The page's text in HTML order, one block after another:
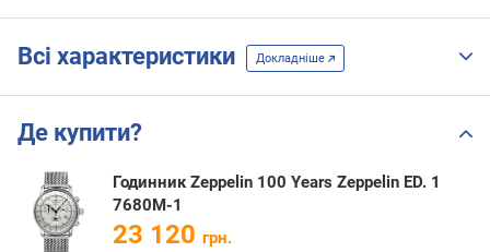
Всі характеристики Докладніше
Де купити?
Годинник Zeppelin 100 Years Zeppelin ED. 1
7680M-1
23 120 грн.